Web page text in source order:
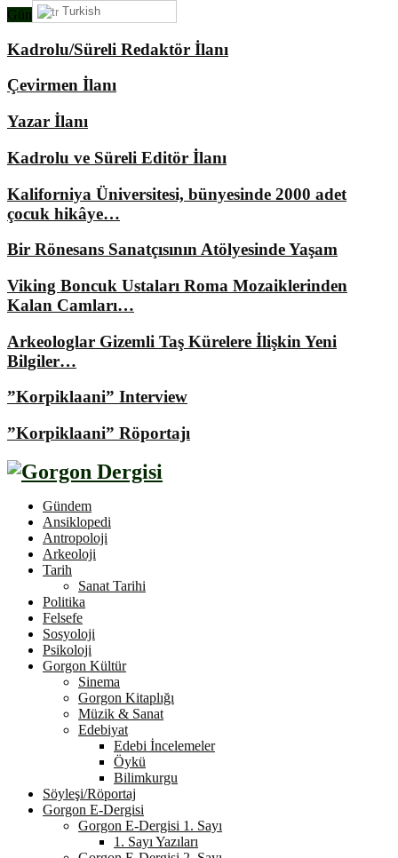
Gündemimizde Ne Var?
Kadrolu/Süreli Redaktör İlanı
Çevirmen İlanı
Yazar İlanı
Kadrolu ve Süreli Editör İlanı
Kaliforniya Üniversitesi, bünyesinde 2000 adet
çocuk hikâye…
Bir Rönesans Sanatçısının Atölyesinde Yaşam
Viking Boncuk Ustaları Roma Mozaiklerinden
Kalan Camları…
Arkeologlar Gizemli Taş Kürelere İlişkin Yeni
Bilgiler…
”Korpiklaani” Interview
”Korpiklaani” Röportajı
Gündem
Ansiklopedi
Antropoloji
Arkeoloji
Tarih
Sanat Tarihi
Politika
Felsefe
Sosyoloji
Psikoloji
Gorgon Kültür
Sinema
Gorgon Kitaplığı
Müzik & Sanat
Edebiyat
Edebi İncelemeler
Öykü
Bilimkurgu
Söyleşi/Röportaj
Gorgon E-Dergisi
Gorgon E-Dergisi 1. Sayı
1. Sayı Yazıları
Turkish